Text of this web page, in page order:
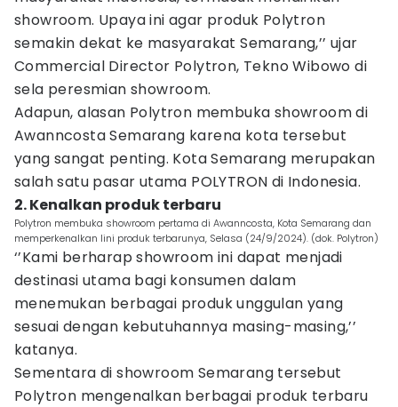
showroom. Upaya ini agar produk Polytron
semakin dekat ke masyarakat Semarang,’’ ujar
Commercial Director Polytron, Tekno Wibowo di
sela peresmian showroom.
Adapun, alasan Polytron membuka showroom di
Awanncosta Semarang karena kota tersebut
yang sangat penting. Kota Semarang merupakan
salah satu pasar utama POLYTRON di Indonesia.
2. Kenalkan produk terbaru
Polytron membuka showroom pertama di Awanncosta, Kota Semarang dan
memperkenalkan lini produk terbarunya, Selasa (24/9/2024). (dok. Polytron)
‘’Kami berharap showroom ini dapat menjadi
destinasi utama bagi konsumen dalam
menemukan berbagai produk unggulan yang
sesuai dengan kebutuhannya masing-masing,’’
katanya.
Sementara di showroom Semarang tersebut
Polytron mengenalkan berbagai produk terbaru